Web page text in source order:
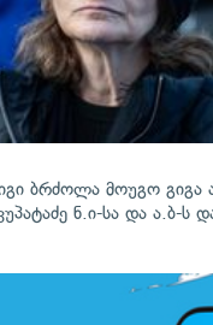
ბრძოლა მოუგო გიგა
ნ.ი-სა და ა.ბ-ს